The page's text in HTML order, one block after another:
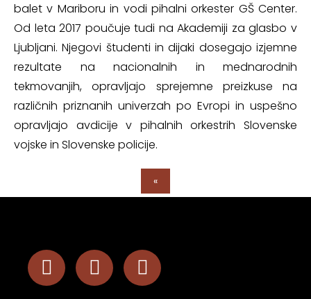
balet v Mariboru in vodi pihalni orkester GŠ Center.
Od leta 2017 poučuje tudi na Akademiji za glasbo v
Ljubljani. Njegovi študenti in dijaki dosegajo izjemne
rezultate na nacionalnih in mednarodnih
tekmovanjih, opravljajo sprejemne preizkuse na
različnih priznanih univerzah po Evropi in uspešno
opravljajo avdicije v pihalnih orkestrih Slovenske
vojske in Slovenske policije.
«